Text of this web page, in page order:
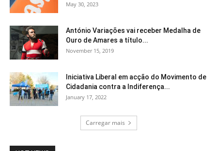
May 30, 2023
António Variações vai receber Medalha de
Ouro de Amares a título...
November 15, 2019
Iniciativa Liberal em acção do Movimento de
Cidadania contra a Indiferença...
January 17, 2022
Carregar mais